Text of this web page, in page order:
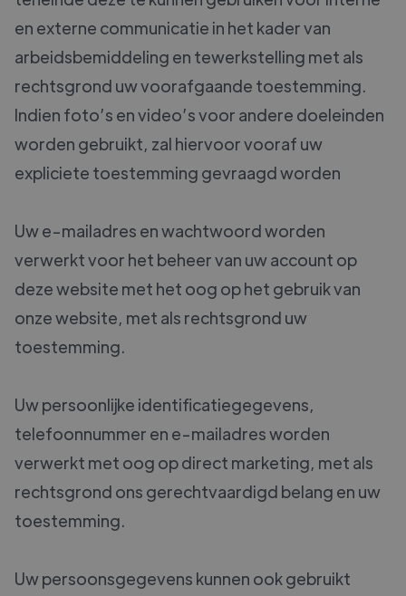
en externe communicatie in het kader van
arbeidsbemiddeling en tewerkstelling met als
rechtsgrond uw voorafgaande toestemming.
Indien foto’s en video’s voor andere doeleinden
worden gebruikt, zal hiervoor vooraf uw
expliciete toestemming gevraagd worden
Uw e-mailadres en wachtwoord worden
verwerkt voor het beheer van uw account op
deze website met het oog op het gebruik van
onze website, met als rechtsgrond uw
toestemming.
Uw persoonlijke identificatiegegevens,
telefoonnummer en e-mailadres worden
verwerkt met oog op direct marketing, met als
rechtsgrond ons gerechtvaardigd belang en uw
toestemming.
Uw persoonsgegevens kunnen ook gebruikt